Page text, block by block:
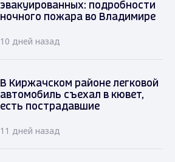
эвакуированных: подробности
ночного пожара во Владимире
10 дней назад
В Киржачском районе легковой
автомобиль съехал в кювет,
есть пострадавшие
11 дней назад